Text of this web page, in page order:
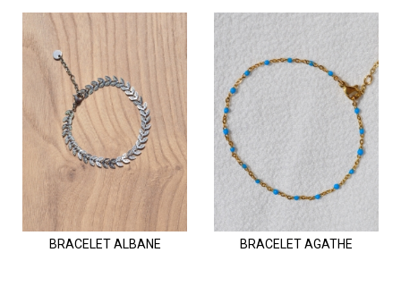
BRACELET ALBANE BRACELET AGATHE